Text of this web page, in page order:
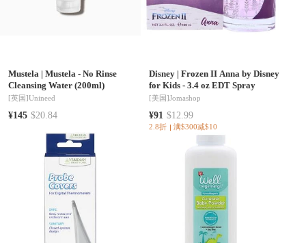
Mustela| Mustela - No Rinse
Cleansing Water (200ml)
[英国]Unineed
¥145 $20.84
Disney |Frozen II Anna by Disney
for Kids - 3.4 oz EDT Spray
[美国]Jomashop
¥91 $12.99
2.8折 满$300减$10